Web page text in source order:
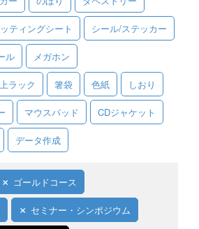
ロード
せ
ティングシート シール/ステッカー
ル メガホン
ラック 箸袋 色紙 しおり
マウスパッド CDジャケット
データ作成
ゴールドコース
セミナー・シンポジウム